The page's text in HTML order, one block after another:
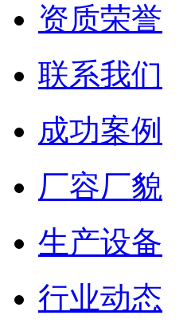
资质荣誉
联系我们
成功案例
厂容厂貌
生产设备
行业动态